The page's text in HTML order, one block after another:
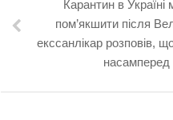
Карантин в Україні
пом’якшити після
екссанлікар розповів,
насамперед